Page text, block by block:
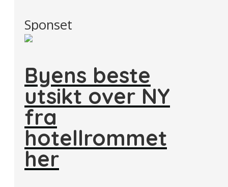
Sponset
Byens beste
utsikt over NY
fra
hotellrommet
her